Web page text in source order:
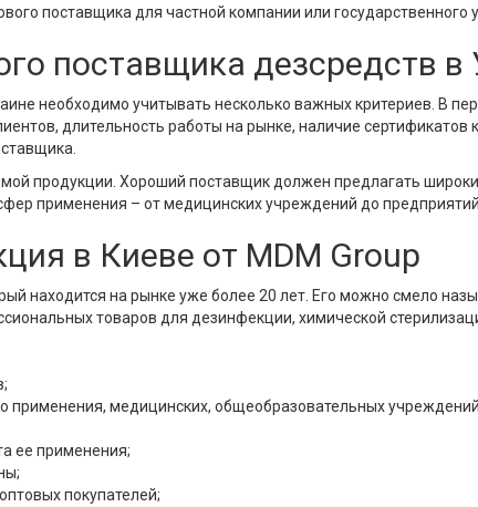
поставщика для частной компании или государственного
поставщика дезсредств в
необходимо учитывать несколько важных критериев. В
длительность работы на рынке, наличие сертификатов
продукции. Хороший поставщик должен предлагать
применения – от медицинских учреждений до
в Киеве от MDM Group
находится на рынке уже более 20 лет. Его можно смело
товаров для дезинфекции, химической
применения, медицинских, общеобразовательных
ее применения;
покупателей;